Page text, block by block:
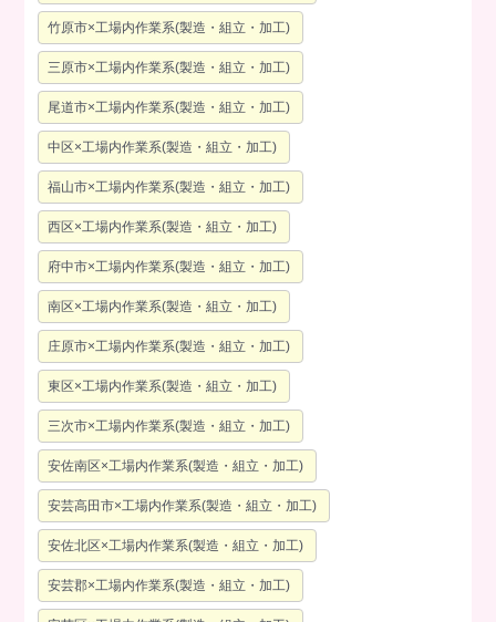
竹原市×工場内作業系(製造・組立・加工)
三原市×工場内作業系(製造・組立・加工)
尾道市×工場内作業系(製造・組立・加工)
中区×工場内作業系(製造・組立・加工)
福山市×工場内作業系(製造・組立・加工)
西区×工場内作業系(製造・組立・加工)
府中市×工場内作業系(製造・組立・加工)
南区×工場内作業系(製造・組立・加工)
庄原市×工場内作業系(製造・組立・加工)
東区×工場内作業系(製造・組立・加工)
三次市×工場内作業系(製造・組立・加工)
安佐南区×工場内作業系(製造・組立・加工)
安芸高田市×工場内作業系(製造・組立・加工)
安佐北区×工場内作業系(製造・組立・加工)
安芸郡×工場内作業系(製造・組立・加工)